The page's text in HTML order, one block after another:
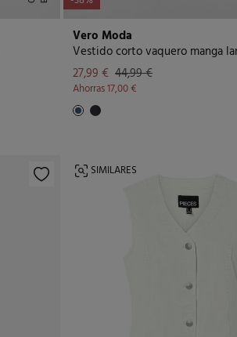
Vero Moda
Vestido corto vaquero manga
27,99 € 44,99 €
Ahorras17,00 €
SIMILARES